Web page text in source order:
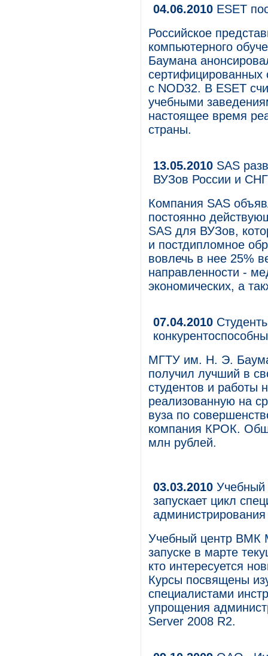
04.06.2010 ESET
Российское
компьютерного
Баумана
сертифицированных
с NOD32. В ESET
учебными
настоящее время
страны.
13.05.2010 SAS
ВУЗов России и СНГ
Компания SAS
постоянно
SAS для ВУЗов,
и постдипломное
вовлечь в нее 25%
направленности -
экономических, а
07.04.2010
МГТУ им. Н. Э.
получил лучший в
студентов и работы
реализованную на
вуза по
компания КРОК.
млн рублей.
03.03.2010
запускает цикл
администрирования
Учебный центр ВМК
запуске в марте
кто интересуется
Курсы посвящены
специалистами
упрощения
Server 2008 R2.